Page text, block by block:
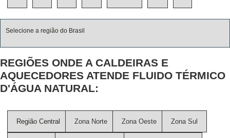
Selecione a região do Brasil
REGIÕES ONDE A CALDEIRAS E
AQUECEDORES ATENDE FLUIDO TÉRMICO
D'ÁGUA NATURAL:
Região Central Zona Norte Zona Oeste Zona Sul